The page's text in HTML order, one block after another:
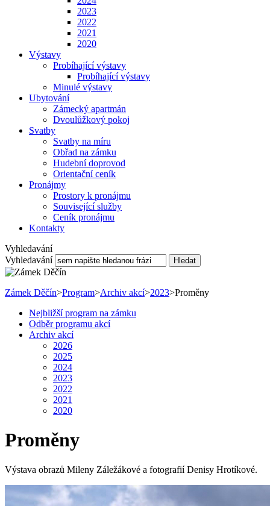
2023
2022
2021
2020
Výstavy
Probíhající výstavy
Probíhající výstavy
Minulé výstavy
Ubytování
Zámecký apartmán
Dvoulůžkový pokoj
Svatby
Svatby na míru
Obřad na zámku
Hudební doprovod
Orientační ceník
Pronájmy
Prostory k pronájmu
Související služby
Ceník pronájmu
Kontakty
Vyhledavání
Vyhledavání
Hledat
Zámek Děčín>Program>Archiv akcí>2023>Proměny
Nejbližší program na zámku
Odběr programu akcí
Archiv akcí
2026
2025
2024
2023
2022
2021
2020
Proměny
Výstava obrazů Mileny Záležákové a fotografií Denisy Hrotíkové.